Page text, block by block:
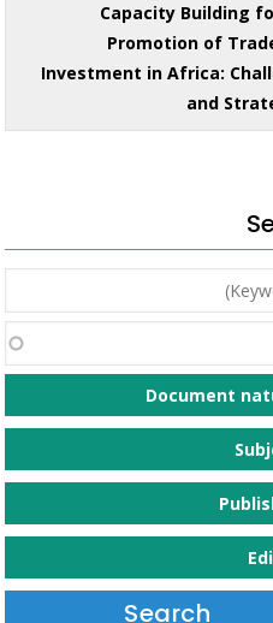
Capacity Building
Promotion of
Investment in Africa:
and
Document